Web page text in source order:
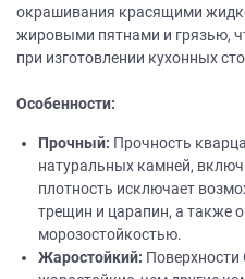
окрашивания красящими
жировыми пятнами и грязью,
при изготовлении кухонных
Особенности:
Прочный: Прочность
натуральных камней,
плотность исключает
трещин и царапин, а также
морозостойкостью.
Жаростойкий: Поверхности